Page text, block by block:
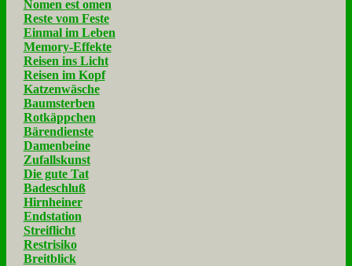
Nomen est omen
Reste vom Feste
Einmal im Leben
Memory-Effekte
Reisen ins Licht
Reisen im Kopf
Katzenwäsche
Baumsterben
Rotkäppchen
Bärendienste
Damenbeine
Zufallskunst
Die gute Tat
Badeschluß
Hirnheiner
Endstation
Streiflicht
Restrisiko
Breitblick